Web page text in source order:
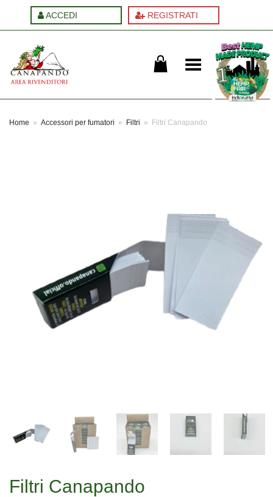
ACCEDI REGISTRATI
Cambia menu
Home » Accessori per fumatori » Filtri » Filtri Canapando
Filtri Canapando